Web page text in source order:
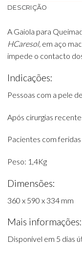
DESCRIÇÃO
A Gaiola para
HCaresol, em aço
impede o contacto
Indicações:
Pessoas com a pele
Após cirurgias
Pacientes com
Peso: 1,4Kg
Dimensões:
360 x 590 x 334 mm
Mais informações:
Disponível em 5 dias